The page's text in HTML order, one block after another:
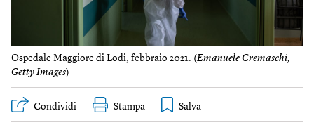
Ospedale Maggiore di Lodi, febbraio 2021. (Emanuele Cremaschi,
Getty Images)
Condividi Stampa